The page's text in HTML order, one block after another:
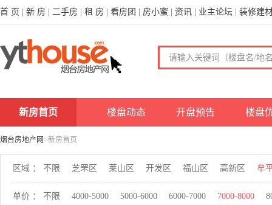
首 页 新 房 二手房 租 房 看房团 房小蜜 资讯 业主论坛 装修建
新房首页 楼盘动态 开盘预告 楼盘
烟台房地产网 >新房首页
区域 ： 不限 芝罘区 莱山区 开发区 福山区 高新区 牟
单价 ： 不限 4000-5000 5000-6000 6000-7000 7000-8000